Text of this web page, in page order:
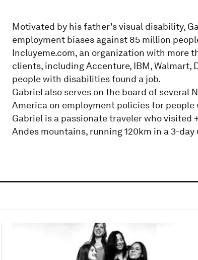
Motivated by his father's visual disability,
employment biases against 85 million
Incluyeme.com, an organization with more
clients, including Accenture, IBM, Walmart,
people with disabilities found a job.
Gabriel also serves on the board of several
America on employment policies for
Gabriel is a passionate traveler who
Andes mountains, running 120km in a 3-